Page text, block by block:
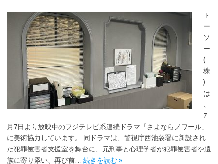
ト
ー
ソ
ー
(
株
)
は
7
月7日より放映中のフジテレビ系連続ドラマ「さよならノワール」
に美術協力しています。 同ドラマは、警視庁西池袋署に新設され
た犯罪被害者支援室を舞台に、元刑事と心理学者が犯罪被害者や遺
族に寄り添い、再び前… 続きを読む »